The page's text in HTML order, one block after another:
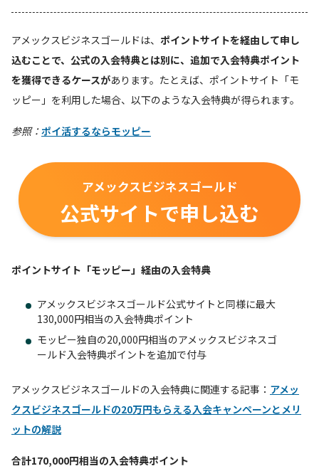
アメックスビジネスゴールドは、 ポイントサイトを経由して申し
込むことで、公式の入会特典とは別に、追加で入会特典ポイント
を獲得できるケースがあります。たとえば、ポイントサイト「モ
ッピー」を利用した場合、以下のような入会特典が得られます。
参照：ポイ活するならモッピー
アメックスビジネスゴールド
公式サイトで申し込む
ポイントサイト「モッピー」経由の入会特典
アメックスビジネスゴールド公式サイトと同様に最大
130,000円相当の入会特典ポイント
モッピー独自の20,000円相当のアメックスビジネスゴ
ールド入会特典ポイントを追加で付与
アメックスビジネスゴールドの入会特典に関連する記事： アメッ
クスビジネスゴールドの20万円もらえる入会キャンペーンとメリ
ットの解説
合計170,000円相当の入会特典ポイント